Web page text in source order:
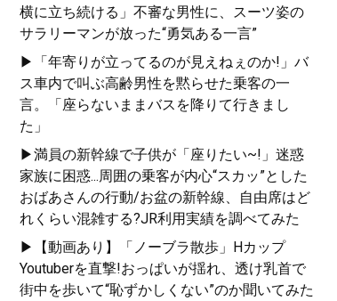
横に立ち続ける」不審な男性に、スーツ姿の
サラリーマンが放った“勇気ある一言”
▶「年寄りが立ってるのが見えねぇのか!」バ
ス車内で叫ぶ高齢男性を黙らせた乗客の一
言。「座らないままバスを降りて行きまし
た」
▶満員の新幹線で子供が「座りたい~!」迷惑
家族に困惑...周囲の乗客が内心“スカッ”とした
おばあさんの行動/お盆の新幹線、自由席はど
れくらい混雑する?JR利用実績を調べてみた
▶【動画あり】「ノーブラ散歩」Hカップ
Youtuberを直撃!おっぱいが揺れ、透け乳首で
街中を歩いて“恥ずかしくない”のか聞いてみた